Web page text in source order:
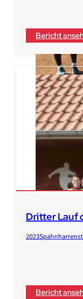
Bericht
Dritter Lauf
2023
Bericht